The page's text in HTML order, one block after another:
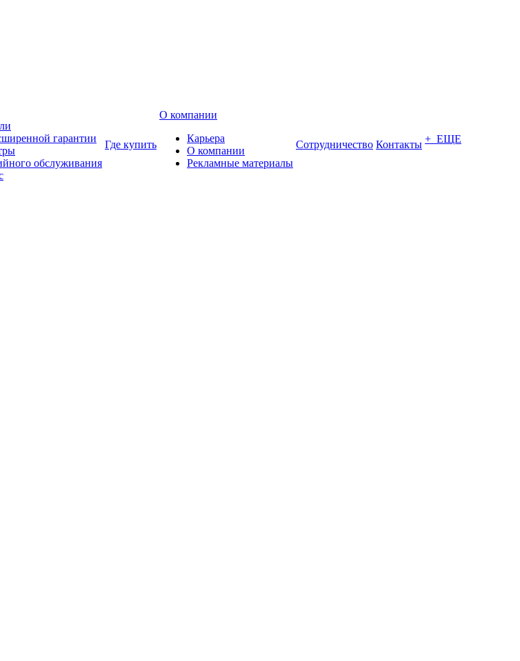
гарантии
обслуживания
Где купить
О компании
Карьера
О компании
Рекламные материалы
Сотрудничество Контакты + ЕЩЕ